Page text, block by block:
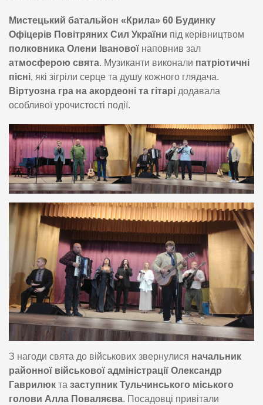
Мистецький батальйон «Крила» 60 Будинку
Офіцерів Повітряних Сил України під керівництвом
полковника Олени Іванової наповнив зал
атмосферою свята. Музиканти виконали патріотичні
пісні, які зігріли серце та душу кожного глядача.
Віртуозна гра на акордеоні та гітарі додавала
особливої урочистості події.
З нагоди свята до військових звернулися начальник
районної військової адміністрації Олександр
Гаврилюк та заступник Тульчинського міського
голови Алла Поваляєва. Посадовці привітали